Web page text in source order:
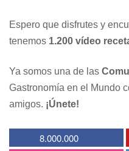
Espero que disfrutes y
tenemos 1.200 vídeo
Ya somos una de las
Gastronomía en el Mundo
amigos. ¡Únete!
8.000.000